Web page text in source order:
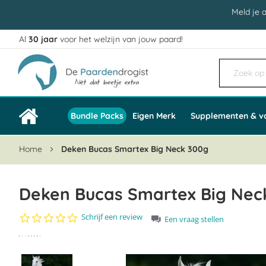
Meld je
Ga
naar
de
inhoud
Al 30 jaar voor het welzijn van jouw paard!
Bundle Packs Eigen Merk Supplementen &
Home Deken Bucas Smartex Big Neck 300g
Deken Bucas Smartex Big
0.0
Schrijf een review
Een vraag stellen
het